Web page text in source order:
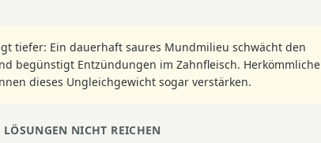
tiefer: Ein dauerhaft saures Mundmilieu schwächt den
begünstigt Entzündungen im Zahnfleisch. Herkömmliche
dieses Ungleichgewicht sogar verstärken.
NICHT REICHEN